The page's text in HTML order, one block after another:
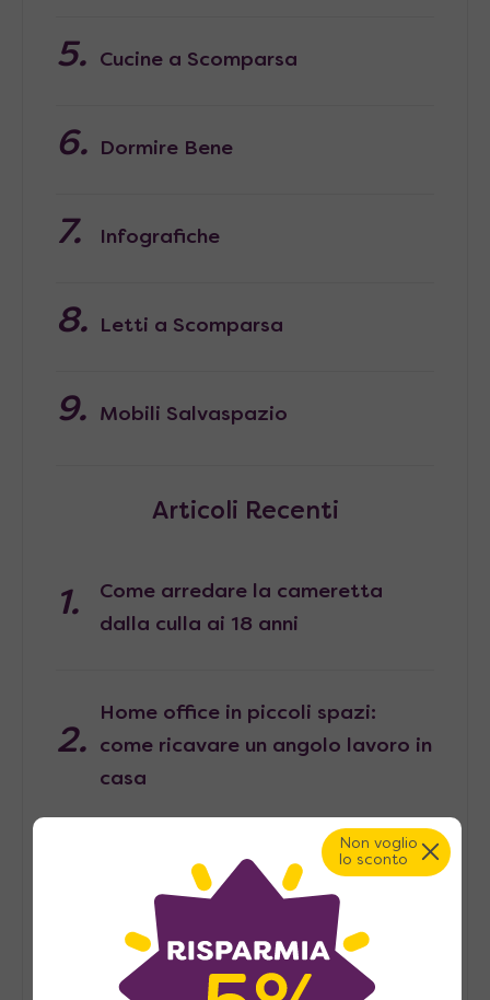
Cucine a Scomparsa
Dormire Bene
Infografiche
Letti a Scomparsa
Mobili Salvaspazio
Articoli Recenti
Come arredare la cameretta
dalla culla ai 18 anni
Home office in piccoli spazi:
come ricavare un angolo lavoro in
casa
Pied-à-terre, consigli per
arredarlo
Arredare casa in modo
Non voglio
lo sconto